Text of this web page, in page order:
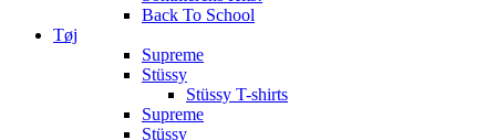
Back To School
Tøj
Supreme
Stüssy
Stüssy T-shirts
Supreme
Stüssy